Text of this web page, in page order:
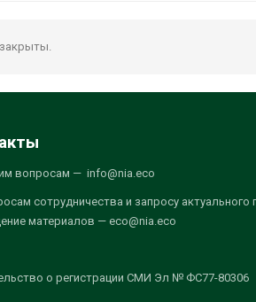
вопросам — info@nia.eco
сотрудничества и запросу актуального
материалов — eco@nia.eco
о регистрации СМИ Эл № ФС77-80306